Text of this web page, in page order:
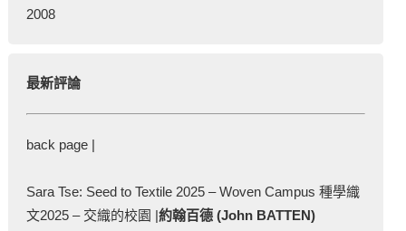
2008
最新評論
back page |
Sara Tse: Seed to Textile 2025 – Woven Campus 種學織
文2025 – 交織的校園 |約翰百德 (John BATTEN)